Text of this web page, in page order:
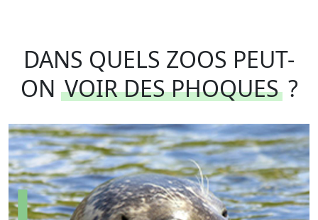
DANS QUELS ZOOS PEUT-
ON VOIR DES PHOQUES?